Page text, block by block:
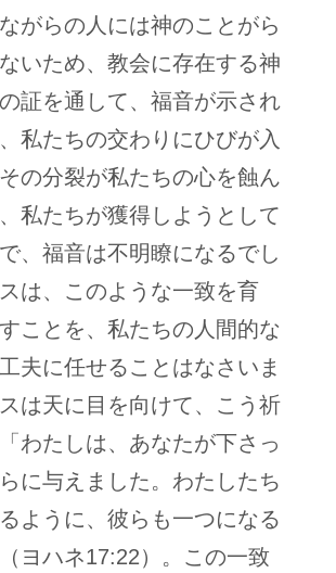
がらの人には神のことがら
いため、教会に存在する神
証を通して、福音が示され
私たちの交わりにひびが入
の分裂が私たちの心を蝕ん
私たちが獲得しようとして
、福音は不明瞭になるでし
は、このような一致を育
ことを、私たちの人間的な
夫に任せることはなさいま
は天に目を向けて、こう祈
わたしは、あなたが下さっ
に与えました。わたしたち
ように、彼らも一つになる
ヨハネ17:22）。この一致